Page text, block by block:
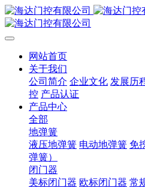
网站首页
关于我们
公司简介 企业文化 发展历
控 产品认证
产品中心
全部
地弹簧
液压地弹簧 电动地弹簧 免
弹簧）
闭门器
美标闭门器 欧标闭门器 常